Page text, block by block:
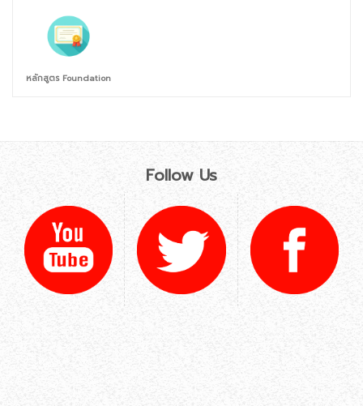
หลักสูตร Foundation
Follow Us